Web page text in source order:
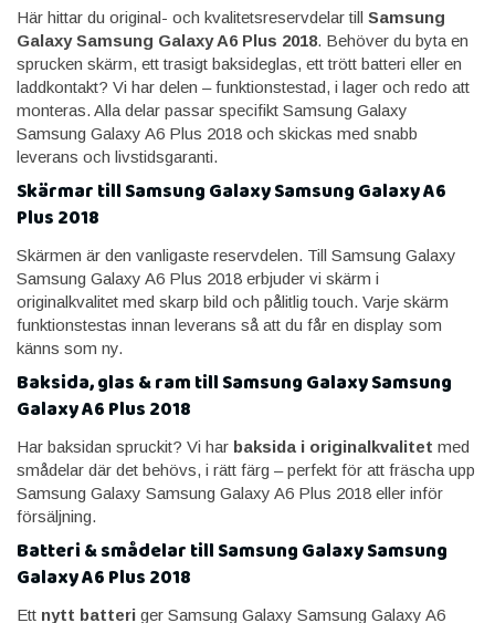
Här hittar du original- och kvalitetsreservdelar till Samsung
Galaxy Samsung Galaxy A6 Plus 2018. Behöver du byta en
sprucken skärm, ett trasigt baksideglas, ett trött batteri eller en
laddkontakt? Vi har delen – funktionstestad, i lager och redo att
monteras. Alla delar passar specifikt Samsung Galaxy
Samsung Galaxy A6 Plus 2018 och skickas med snabb
leverans och livstidsgaranti.
Skärmar till Samsung Galaxy Samsung Galaxy A6
Plus 2018
Skärmen är den vanligaste reservdelen. Till Samsung Galaxy
Samsung Galaxy A6 Plus 2018 erbjuder vi skärm i
originalkvalitet med skarp bild och pålitlig touch. Varje skärm
funktionstestas innan leverans så att du får en display som
känns som ny.
Baksida, glas & ram till Samsung Galaxy Samsung
Galaxy A6 Plus 2018
Har baksidan spruckit? Vi har baksida i originalkvalitet med
smådelar där det behövs, i rätt färg – perfekt för att fräscha upp
Samsung Galaxy Samsung Galaxy A6 Plus 2018 eller inför
försäljning.
Batteri & smådelar till Samsung Galaxy Samsung
Galaxy A6 Plus 2018
Ett nytt batteri ger Samsung Galaxy Samsung Galaxy A6